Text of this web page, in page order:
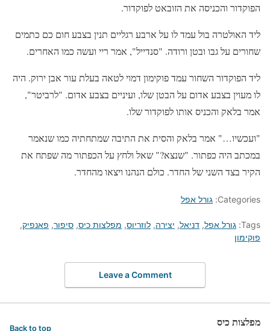
הפוקדור והכניסה את הזובאט לפוקדור.
ליד האולטרה בול עמד לו על ארבע רגליים תנין בצבע חום כם כתמים
שחורים על גבו ובטן ורודה. "סנדייל", אמר ריי ועשה כמו האחרים.
ליד הפוקדור השחור עמד פוקימון דמוי לטאה בעלת עור אבן ירוק. היה
לו מעוין בצבע אדום על הבטן שלו, ועיניים בצבע אדום. "לרביטר",
אמר בלאק והכניס אותו לפוקדור שלו.
"ועכשיו…" אמר בלאק והסית את התיבה שמתחתיה כמו שנאמר
במכתב היה כפתור. "שנצא?" שאל ולחץ על הכפתור מה שפתח את
הקיר בצד השני של החדר. כולם הנהנו ויצאו מהחדר.
Categories: גורל אפל
Tags: גורל אפל, דניאל, יצירה, לוזריוס, מפלצות כיס, סיפור, פאנפיק,
פוקימון
Leave a Comment
מפלצות כיס Back to top